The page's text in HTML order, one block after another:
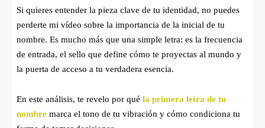
Si quieres entender la pieza clave de tu identidad, no puedes
perderte mi vídeo sobre la importancia de la inicial de tu
nombre. Es mucho más que una simple letra: es la frecuencia
de entrada, el sello que define cómo te proyectas al mundo y
la puerta de acceso a tu verdadera esencia.
En este análisis, te revelo por qué la primera letra de tu
nombre marca el tono de tu vibración y cómo condiciona tu